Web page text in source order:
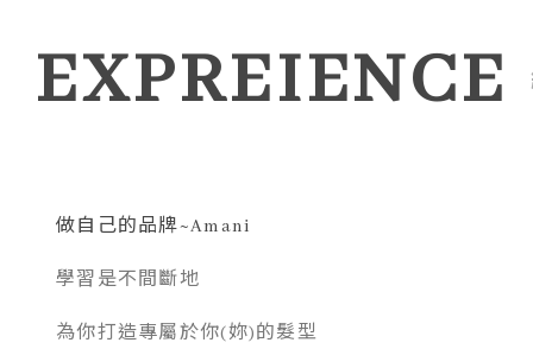
EXPREIENCE
做自己的品牌~Amani
學習是不間斷地
為你打造專屬於你(妳)的髮型